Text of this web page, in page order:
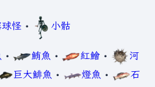
球怪 • 小骷
• 鮪魚 • 紅鱠 •
河
巨大鯡魚 • 燈魚 •
石